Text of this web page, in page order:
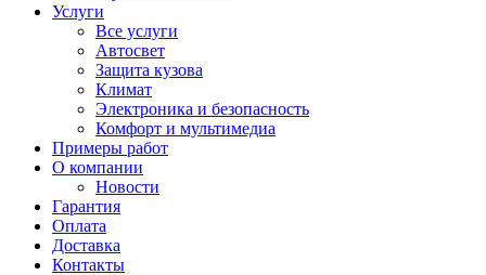
Услуги
Все услуги
Автосвет
Защита кузова
Климат
Электроника и безопасность
Комфорт и мультимедиа
Примеры работ
О компании
Новости
Гарантия
Оплата
Доставка
Контакты